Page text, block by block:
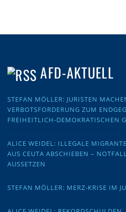
AFD-AKTUELL
STEFAN MÖLLER: JURISTEN
VERBOTSFORDERUNG ZUM
FREIHEITLICH-DEMOKRATISCHEN
ALICE WEIDEL: ILLEGALE
AUS CEUTA ABSCHIEBEN –
AUSSETZEN
STEFAN MÖLLER: MERZ-KRISE IM